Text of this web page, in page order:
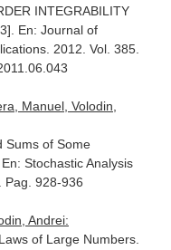
INTEGRABILITY
En: Journal of
. 2012. Vol. 385.
Manuel, Volodin,
Sums of Some
En: Stochastic Analysis
Pag. 928-936
Andrei:
of Large Numbers.